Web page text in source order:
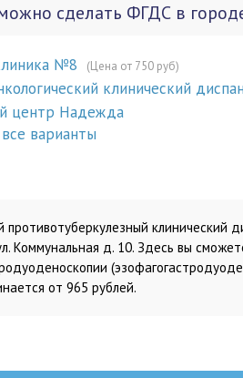
сделать ФГДС в
№8 (Цена от 750 руб)
клинический
центр Надежда
варианты
противотуберкулезный клинический
Коммунальная д. 10. Здесь вы
от 965 рублей.